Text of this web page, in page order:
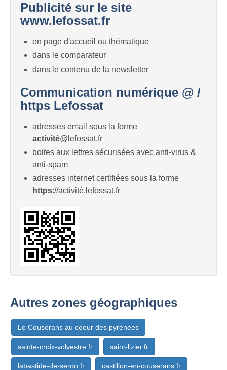
Publicité sur le site
www.lefossat.fr
en page d'accueil ou thématique
dans le comparateur
dans le contenu de la newsletter
Communication numérique @ /
https Lefossat
adresses email sous la forme
activité@lefossat.fr
boites aux lettres sécurisées avec anti-virus &
anti-spam
adresses internet certifiées sous la forme
https://activité.lefossat.fr
Autres zones géographiques
Le Couserans au coeur des pyrénées
sainte-croix-volvestre.fr saint-lizier.fr
labastide-de-serou.fr castillon-en-couserans.fr